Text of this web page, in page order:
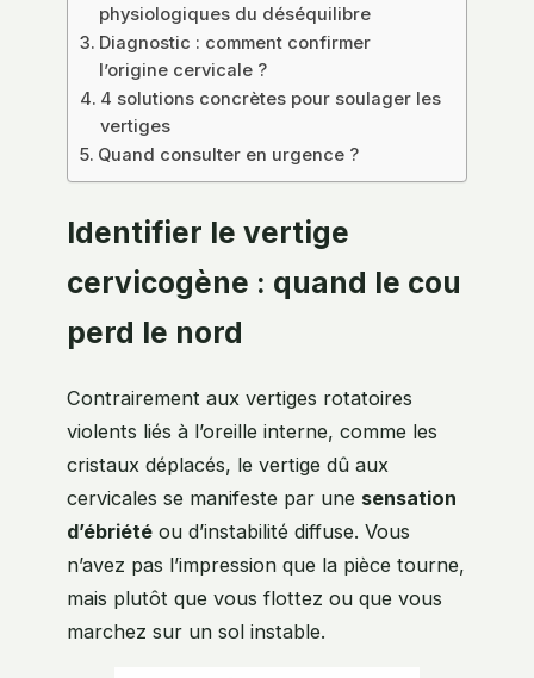
physiologiques du déséquilibre
Diagnostic : comment confirmer
l’origine cervicale ?
4 solutions concrètes pour soulager les
vertiges
Quand consulter en urgence ?
Identifier le vertige
cervicogène : quand le cou
perd le nord
Contrairement aux vertiges rotatoires
violents liés à l’oreille interne, comme les
cristaux déplacés, le vertige dû aux
cervicales se manifeste par une sensation
d’ébriété ou d’instabilité diffuse. Vous
n’avez pas l’impression que la pièce tourne,
mais plutôt que vous flottez ou que vous
marchez sur un sol instable.